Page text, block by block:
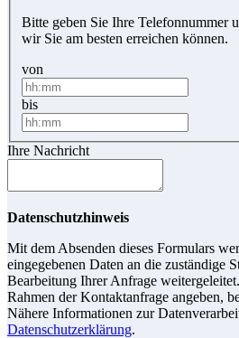
Bitte geben Sie Ihre Telefonnummer
wir Sie am besten erreichen können.
von
bis
Ihre Nachricht
Datenschutzhinweis
Mit dem Absenden dieses Formulars
eingegebenen Daten an die zuständige
Bearbeitung Ihrer Anfrage
Rahmen der Kontaktanfrage angeben,
Nähere Informationen zur
Datenschutzerklärung.